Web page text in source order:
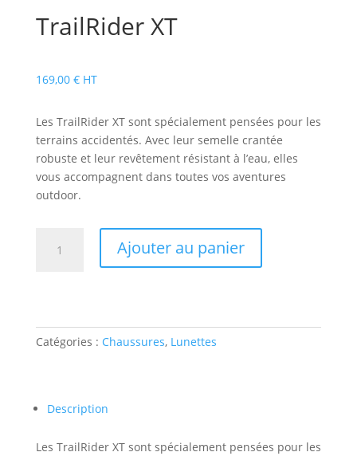
TrailRider XT
169,00 € HT
Les TrailRider XT sont spécialement pensées pour les
terrains accidentés. Avec leur semelle crantée
robuste et leur revêtement résistant à l’eau, elles
vous accompagnent dans toutes vos aventures
outdoor.
Ajouter au panier
Catégories : Chaussures, Lunettes
Description
Les TrailRider XT sont spécialement pensées pour les